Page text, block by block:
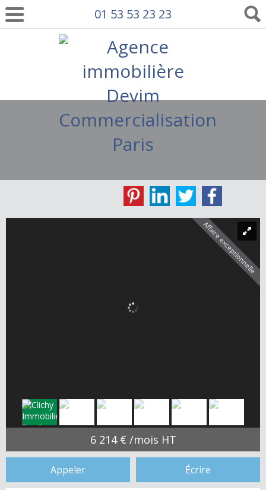
01 53 53 23 23
Affaire exceptionnelle
6 214 € /mois HT
Appeler Écrire